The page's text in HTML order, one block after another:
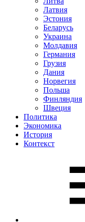
Латвия
Эстония
Беларусь
Украина
Молдавия
Германия
Грузия
Дания
Норвегия
Польша
Финляндия
Швеция
Политика
Экономика
История
Контекст